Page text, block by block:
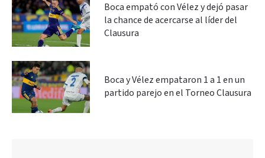
Boca empató con Vélez y dejó pasar
la chance de acercarse al líder del
Clausura
Boca y Vélez empataron 1 a 1 en un
partido parejo en el Torneo Clausura